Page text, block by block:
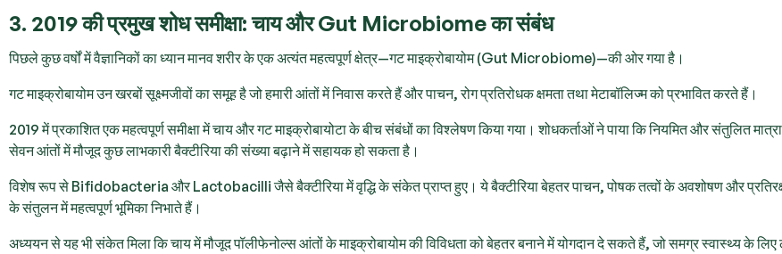
3. 2019 की प्रमुख शोध समीक्षा: चाय और Gut Microbiome का संबंध
पिछले कुछ वर्षों में वैज्ञानिकों का ध्यान मानव शरीर के एक अत्यंत महत्वपूर्ण क्षेत्र—गट माइक्रोबायोम (Gut Microbiome)—की ओर गया है।
गट माइक्रोबायोम उन खरबों सूक्ष्मजीवों का समूह है जो हमारी आंतों में निवास करते हैं और पाचन, रोग प्रतिरोधक क्षमता तथा मेटाबॉलिज्म को प्रभावित करते हैं।
2019 में प्रकाशित एक महत्वपूर्ण समीक्षा में चाय और गट माइक्रोबायोटा के बीच संबंधों का विश्लेषण किया गया। शोधकर्ताओं ने पाया कि नियमित और संतुलित
सेवन आंतों में मौजूद कुछ लाभकारी बैक्टीरिया की संख्या बढ़ाने में सहायक हो सकता है।
विशेष रूप से Bifidobacteria और Lactobacilli जैसे बैक्टीरिया में वृद्धि के संकेत प्राप्त हुए। ये बैक्टीरिया बेहतर पाचन, पोषक तत्वों के अवशोषण और
के संतुलन में महत्वपूर्ण भूमिका निभाते हैं।
अध्ययन से यह भी संकेत मिला कि चाय में मौजूद पॉलीफेनोल्स आंतों के माइक्रोबायोम की विविधता को बेहतर बनाने में योगदान दे सकते हैं, जो समग्र स्वास्थ्य के लिए